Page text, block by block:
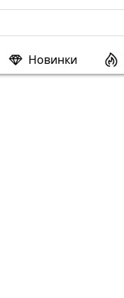
Новинки